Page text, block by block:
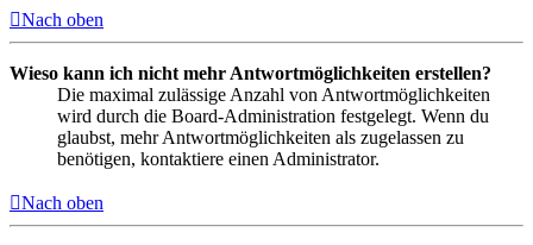
Nach oben
Wieso kann ich nicht mehr Antwortmöglichkeiten erstellen?
Die maximal zulässige Anzahl von Antwortmöglichkeiten
wird durch die Board-Administration festgelegt. Wenn du
glaubst, mehr Antwortmöglichkeiten als zugelassen zu
benötigen, kontaktiere einen Administrator.
Nach oben